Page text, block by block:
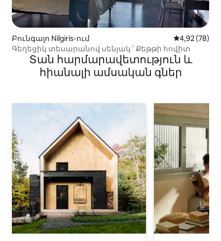
Բունգալո Nilgiris-ում Միջին
4,92 (78)
Գեղեցիկ տեսարանով սենյակ ՝ Քեթթի հովիտ
Տան հարմարավետություն և
հիանալի ամսական գներ